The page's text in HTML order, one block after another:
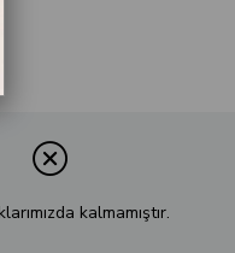
kalmamıştır.